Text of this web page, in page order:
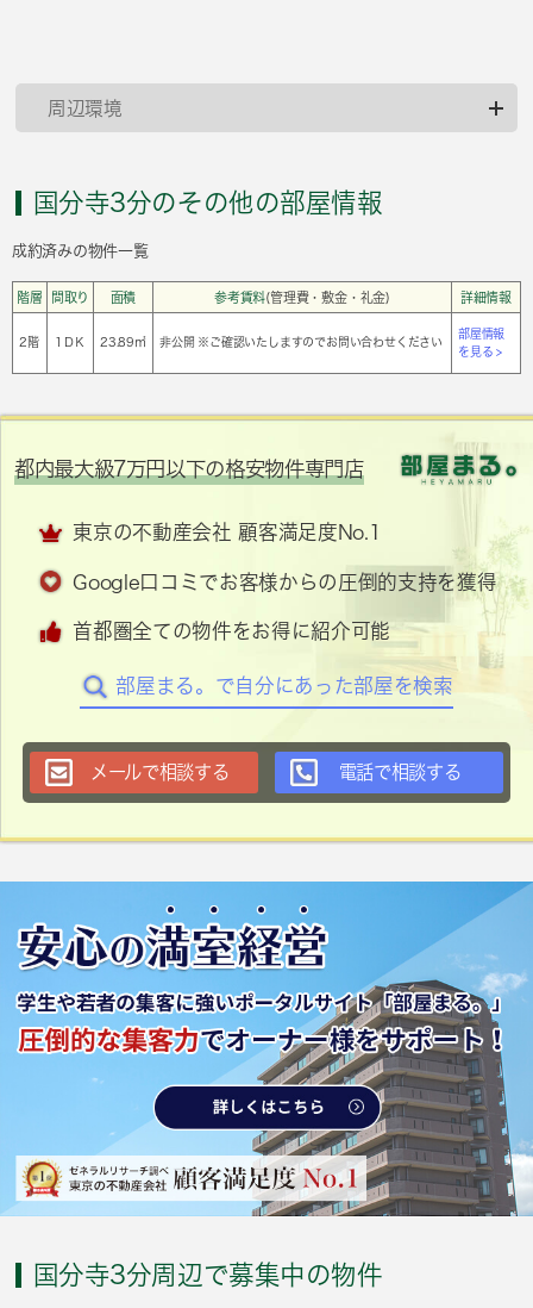
周辺環境
国分寺3分のその他の部屋情報
成約済みの物件一覧
階層 間取り 面積 参考賃料(管理費・敷金・礼金) 詳細情報
2階 1ＤＫ 23.89㎡ 非公開 ※ご確認いたしますのでお問い合わせください
部屋情報
を見る >
都内最大級7万円以下の格安物件専門店
東京の不動産会社 顧客満足度No.1
Google口コミでお客様からの圧倒的支持を獲得
首都圏全ての物件をお得に紹介可能
部屋まる。で自分にあった部屋を検索
メールで相談する 電話で相談する
国分寺3分周辺で募集中の物件